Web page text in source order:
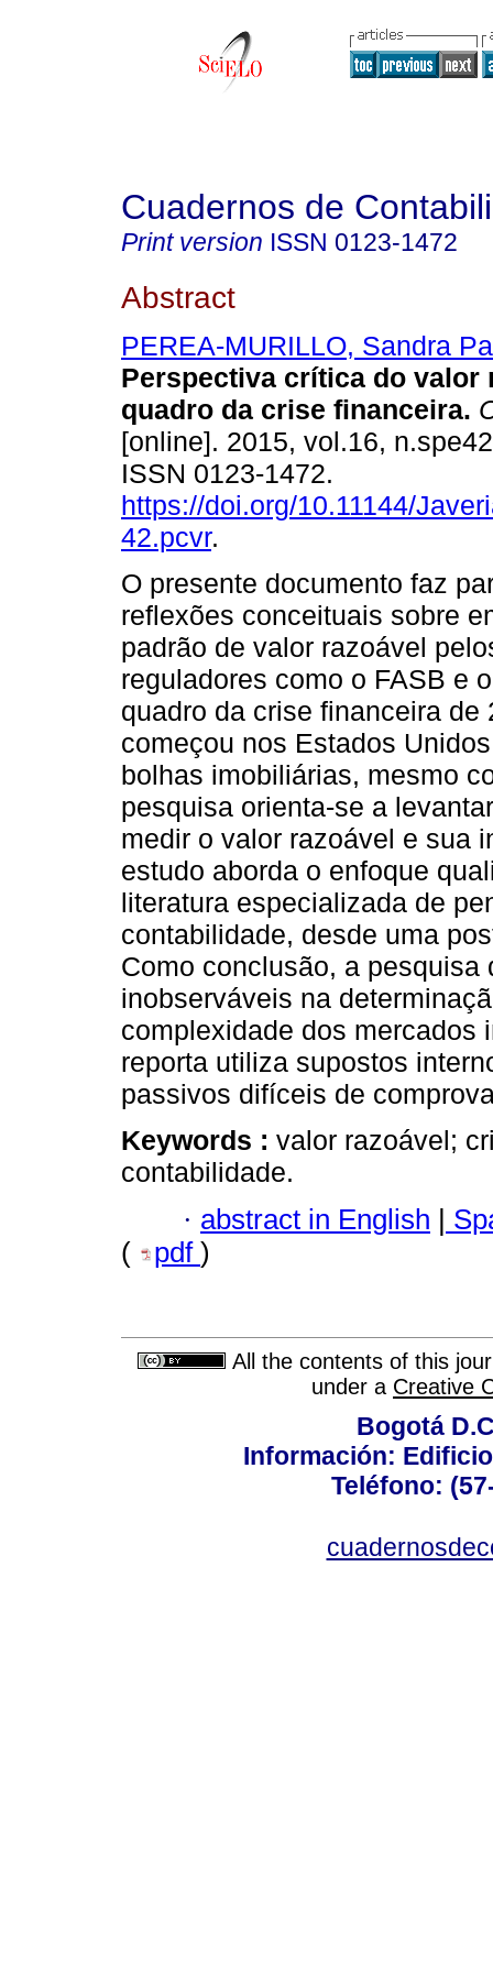
Cuadernos de
Print version ISSN 0123-1472
Abstract
PEREA-MURILLO, Sandra
Perspectiva crítica do valor
quadro da crise financeira.
[online]. 2015, vol.16,
ISSN 0123-1472.
https://doi.org/10.11144/
42.pcvr.
O presente documento faz
reflexões conceituais sobre
padrão de valor razoável
reguladores como o FASB e
quadro da crise financeira de
começou nos Estados
bolhas imobiliárias, mesmo
pesquisa orienta-se a
medir o valor razoável e sua
estudo aborda o enfoque
literatura especializada de
contabilidade, desde uma
Como conclusão, a
inobserváveis na
complexidade dos mercados
reporta utiliza supostos
passivos difíceis de
Keywords : valor razoável;
contabilidade.
· abstract in English |
(
pdf )
All the contents of this
under a Creative
Bogotá
Información:
Teléfono: